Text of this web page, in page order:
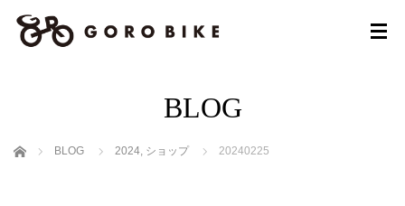
BLOG
ホーム BLOG 2024, ショップ 20240225